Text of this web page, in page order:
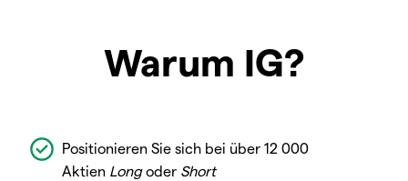
Warum IG?
Positionieren Sie sich bei über 12 000
Aktien Longoder Short